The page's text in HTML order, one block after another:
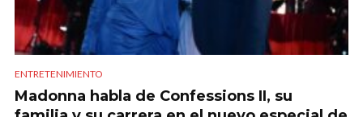
ENTRETENIMIENTO
Madonna habla de Confessions II, su